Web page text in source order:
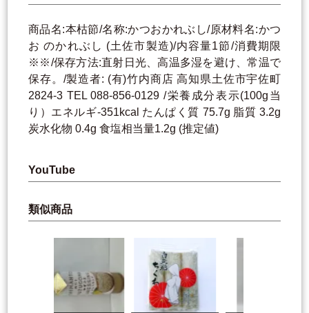
商品名:本枯節/名称:かつおかれぶし/原材料名:かつ
お のかれぶし (土佐市製造)/内容量1節/消費期限
※※/保存方法:直射日光、高温多湿を避け、常温で
保存。/製造者: (有)竹内商店 高知県土佐市宇佐町
2824-3 TEL 088-856-0129 /栄養成分表示(100g当
り）エネルギ-351kcal たんぱく質 75.7g 脂質 3.2g
炭水化物 0.4g 食塩相当量1.2g (推定値)
YouTube
類似商品